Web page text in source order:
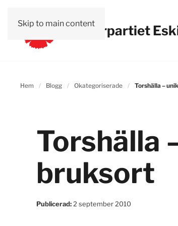
Skip to main contentVänsterpartiet
Hem Blogg Okategoriserade Torshälla –
Torshälla
bruksort
Publicerad: 2 september 2010